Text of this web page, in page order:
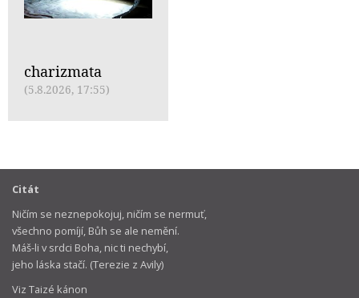
charizmata
(5.8.2026, 17:55)
Citát
Ničím se neznepokojuj, ničím se nermuť,
všechno pomíjí, Bůh se ale nemění.
Máš-li v srdci Boha, nic ti nechybí,
jeho láska stačí. (Terezie z Avily)
Viz Taizé kánon